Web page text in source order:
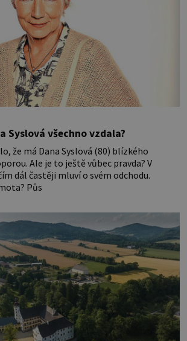
Syslová všechno vzdala?
že má Dana Syslová (80) blízkého
Ale je to ještě vůbec pravda? V
dál častěji mluví o svém odchodu.
Půs